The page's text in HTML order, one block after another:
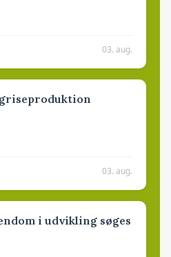
03. aug.
03. aug.
i udvikling søges